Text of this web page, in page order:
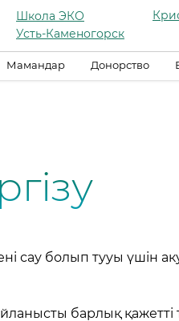
Школа ЭКО
Усть-Каменогорск
Мамандар Донорство
сау болып тууы үшін
барлық